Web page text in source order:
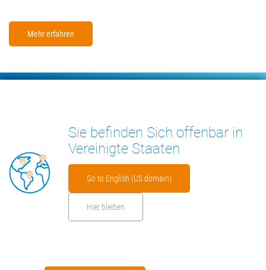
Mehr erfahren
KONDENSATPUMPEN
MESSGERÄTE
INSIGHTS
KONTAKT
Sie befinden Sich offenbar in
Vereinigte Staaten
Go to English (US domain)
Hier bleiben